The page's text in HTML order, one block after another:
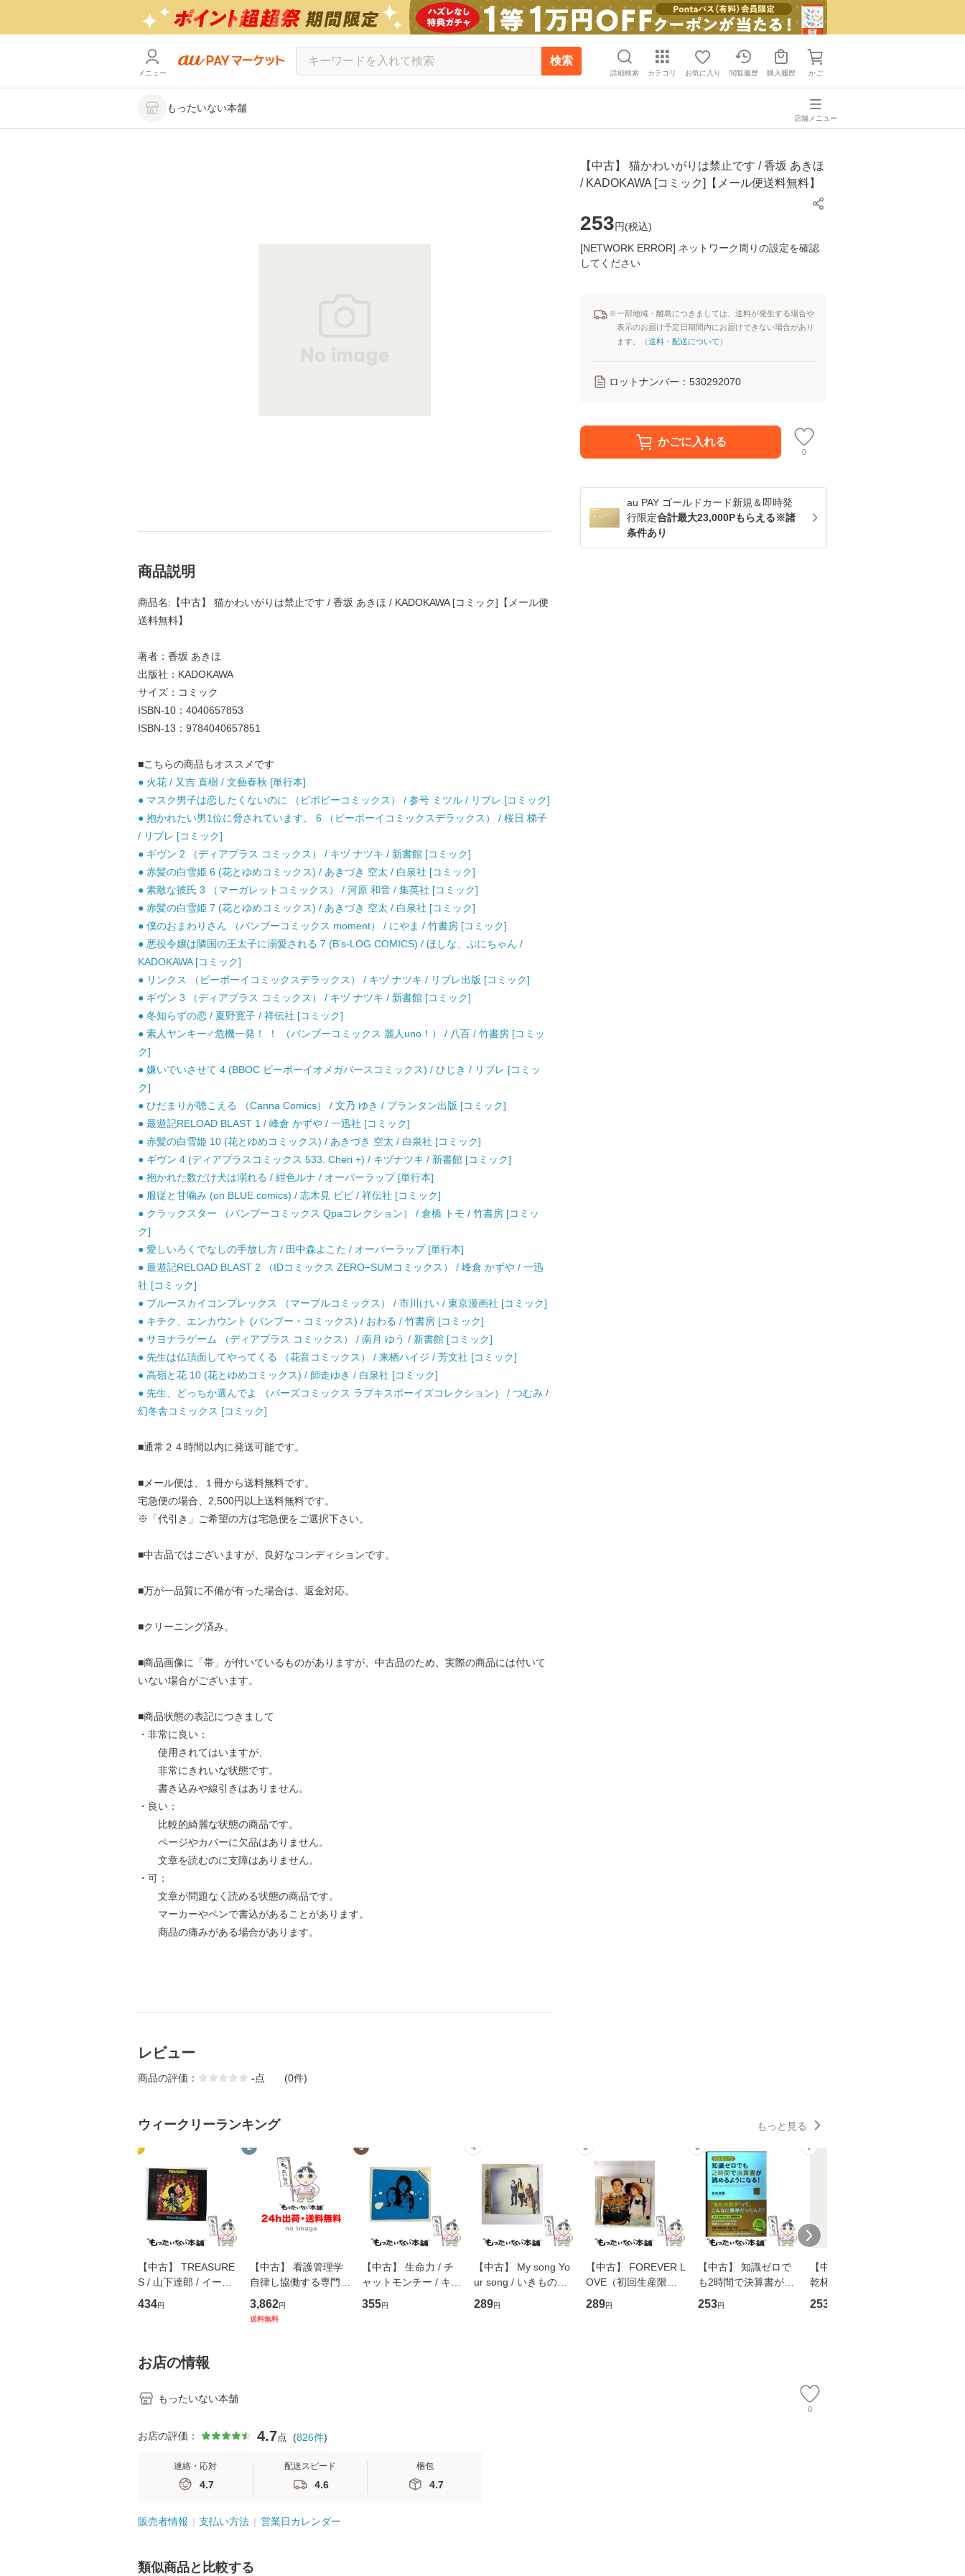
メニュー
検索
詳細検索 カテゴリ お気に入り 閲覧履歴 購入履歴 かご
もったいない本舗
店舗メニュー
【中古】 猫かわいがりは禁止です / 香坂 あきほ
/ KADOKAWA [コミック]【メール便送料無料】
253円(税込)
[NETWORK ERROR] ネットワーク周りの設定を確認
してください
※一部地域・離島につきましては、送料が発生する場合や
表示のお届け予定日期間内にお届けできない場合があり
ます。（送料・配送について ）
ロットナンバー： 530292070
かごに入れる
0
au PAY ゴールドカード新規＆即時発
行限定合計最大23,000Pもらえる※諸
条件あり
商品説明
商品名:【中古】 猫かわいがりは禁止です / 香坂 あきほ / KADOKAWA [コミック]【メール便
送料無料】
著者：香坂 あきほ
出版社：KADOKAWA
サイズ：コミック
ISBN-10：4040657853
ISBN-13：9784040657851
■こちらの商品もオススメです
● 火花 / 又吉 直樹 / 文藝春秋 [単行本]
● マスク男子は恋したくないのに （ビボピーコミックス） / 参号 ミツル / リブレ [コミック]
● 抱かれたい男1位に脅されています。 6 （ビーボーイコミックスデラックス） / 桜日 梯子
/ リブレ [コミック]
● ギヴン 2 （ディアプラス コミックス） / キヅ ナツキ / 新書館 [コミック]
● 赤髪の白雪姫 6 (花とゆめコミックス) / あきづき 空太 / 白泉社 [コミック]
● 素敵な彼氏 3 （マーガレットコミックス） / 河原 和音 / 集英社 [コミック]
● 赤髪の白雪姫 7 (花とゆめコミックス) / あきづき 空太 / 白泉社 [コミック]
● 僕のおまわりさん （バンブーコミックス moment） / にやま / 竹書房 [コミック]
● 悪役令嬢は隣国の王太子に溺愛される 7 (B’s-LOG COMICS) / ほしな、ぷにちゃん /
KADOKAWA [コミック]
● リンクス （ビーボーイコミックスデラックス） / キヅ ナツキ / リブレ出版 [コミック]
● ギヴン 3 （ディアプラス コミックス） / キヅ ナツキ / 新書館 [コミック]
● 冬知らずの恋 / 夏野寛子 / 祥伝社 [コミック]
● 素人ヤンキー♂危機一発！ ！ （バンブーコミックス 麗人uno！） / 八百 / 竹書房 [コミッ
ク]
● 嫌いでいさせて 4 (BBOC ビーボーイオメガバースコミックス) / ひじき / リブレ [コミッ
ク]
● ひだまりが聴こえる （Canna Comics） / 文乃 ゆき / プランタン出版 [コミック]
● 最遊記RELOAD BLAST 1 / 峰倉 かずや / 一迅社 [コミック]
● 赤髪の白雪姫 10 (花とゆめコミックス) / あきづき 空太 / 白泉社 [コミック]
● ギヴン 4 (ディアプラスコミックス 533. Cheri +) / キヅナツキ / 新書館 [コミック]
● 抱かれた数だけ犬は溺れる / 紺色ルナ / オーバーラップ [単行本]
● 服従と甘噛み (on BLUE comics) / 志木見 ビビ / 祥伝社 [コミック]
● クラックスター （バンブーコミックス Qpaコレクション） / 倉橋 トモ / 竹書房 [コミッ
ク]
● 愛しいろくでなしの手放し方 / 田中森よこた / オーバーラップ [単行本]
● 最遊記RELOAD BLAST 2 （IDコミックス ZERO−SUMコミックス） / 峰倉 かずや / 一迅
社 [コミック]
● ブルースカイコンプレックス （マーブルコミックス） / 市川けい / 東京漫画社 [コミック]
● キチク、エンカウント (バンブー・コミックス) / おわる / 竹書房 [コミック]
● サヨナラゲーム （ディアプラス コミックス） / 南月 ゆう / 新書館 [コミック]
● 先生は仏頂面してやってくる （花音コミックス） / 来栖ハイジ / 芳文社 [コミック]
● 高嶺と花 10 (花とゆめコミックス) / 師走ゆき / 白泉社 [コミック]
● 先生、どっちか選んでよ （バーズコミックス ラブキスボーイズコレクション） / つむみ /
幻冬舎コミックス [コミック]
■通常２４時間以内に発送可能です。
■メール便は、１冊から送料無料です。
宅急便の場合、2,500円以上送料無料です。
※「代引き」ご希望の方は宅急便をご選択下さい。
■中古品ではございますが、良好なコンディションです。
■万が一品質に不備が有った場合は、返金対応。
■クリーニング済み。
■商品画像に「帯」が付いているものがありますが、中古品のため、実際の商品には付いて
いない場合がございます。
■商品状態の表記につきまして
・非常に良い：
使用されてはいますが、
非常にきれいな状態です。
書き込みや線引きはありません。
・良い：
比較的綺麗な状態の商品です。
ページやカバーに欠品はありません。
文章を読むのに支障はありません。
・可：
文章が問題なく読める状態の商品です。
マーカーやペンで書込があることがあります。
商品の痛みがある場合があります。
レビュー
商品の評価： -点 (0件)
ウィークリーランキング もっと見る
1
【中古】 TREASURE
S / 山下達郎 / イース
トウエスト・ジャパン
[CD]【メール便送料無
434円
2
【中古】 看護管理学
自律し協働する専門職
の看護マネジメントス
キル 改訂第3版 (看護
3,862円
送料無料
3
【中古】 生命力 / チ
ャットモンチー / キュ
ーンレコード [CD]
【メール便送料無料】
355円
4
【中古】 My song Yo
ur song / いきものが
かり / [CD]【メール便
送料無料】
289円
5
【中古】 FOREVER L
OVE（初回生産限定
盤） / 清水翔太×加藤
ミリヤ / [CD]【メール
289円
6
【中古】 知識ゼロで
も2時間で決算書が読
めるようになる！ 会
計超入門！ / 佐伯 良
253円
7
【中古】 ウインクで
乾杯 (ノン・ポシェッ
ト) / 東野圭吾 / 祥伝
253
お店の情報
もったいない本舗
0
お店の評価： 4.7点 (826件)
連絡・応対
4.7
配送スピード
4.6
梱包
4.7
販売者情報 支払い方法 営業日カレンダー
類似商品と比較する